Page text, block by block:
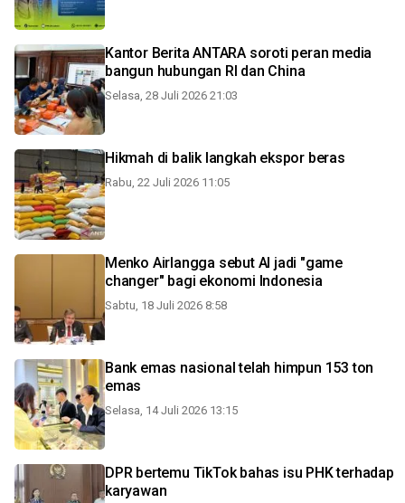
Kantor Berita ANTARA soroti peran media
bangun hubungan RI dan China
Selasa, 28 Juli 2026 21:03
Hikmah di balik langkah ekspor beras
Rabu, 22 Juli 2026 11:05
Menko Airlangga sebut AI jadi "game
changer" bagi ekonomi Indonesia
Sabtu, 18 Juli 2026 8:58
Bank emas nasional telah himpun 153 ton
emas
Selasa, 14 Juli 2026 13:15
DPR bertemu TikTok bahas isu PHK terhadap
karyawan